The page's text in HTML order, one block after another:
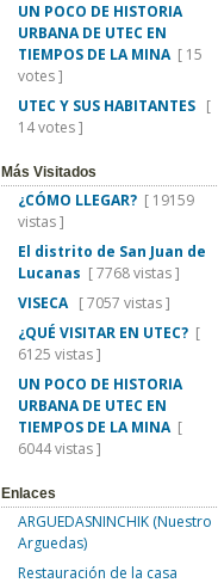
UN POCO DE HISTORIA
URBANA DE UTEC EN
TIEMPOS DE LA MINA[ 15
votes ]
UTEC Y SUS HABITANTES [
14 votes ]
Más Visitados
¿CÓMO LLEGAR? [ 19159
vistas ]
El distrito de San Juan de
Lucanas [ 7768 vistas ]
VISECA [ 7057 vistas ]
¿QUÉ VISITAR EN UTEC? [
6125 vistas ]
UN POCO DE HISTORIA
URBANA DE UTEC EN
TIEMPOS DE LA MINA[
6044 vistas ]
Enlaces
ARGUEDASNINCHIK (Nuestro
Arguedas)
Restauración de la casa